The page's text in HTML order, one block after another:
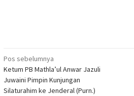
Navigasi
pos
Pos sebelumnya
Ketum PB Mathla’ul Anwar Jazuli
Juwaini Pimpin Kunjungan
Silaturahim ke Jenderal (Purn.)